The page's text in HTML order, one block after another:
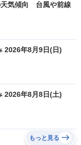
天気傾向 台風や前線
2026年8月9日(日)
2026年8月8日(土)
もっと見る